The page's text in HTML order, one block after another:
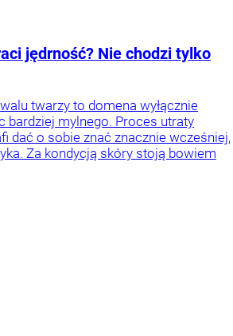
jędrność? Nie chodzi tylko
twarzy to domena wyłącznie
bardziej mylnego. Proces utraty
dać o sobie znać znacznie wcześniej,
Za kondycją skóry stoją bowiem